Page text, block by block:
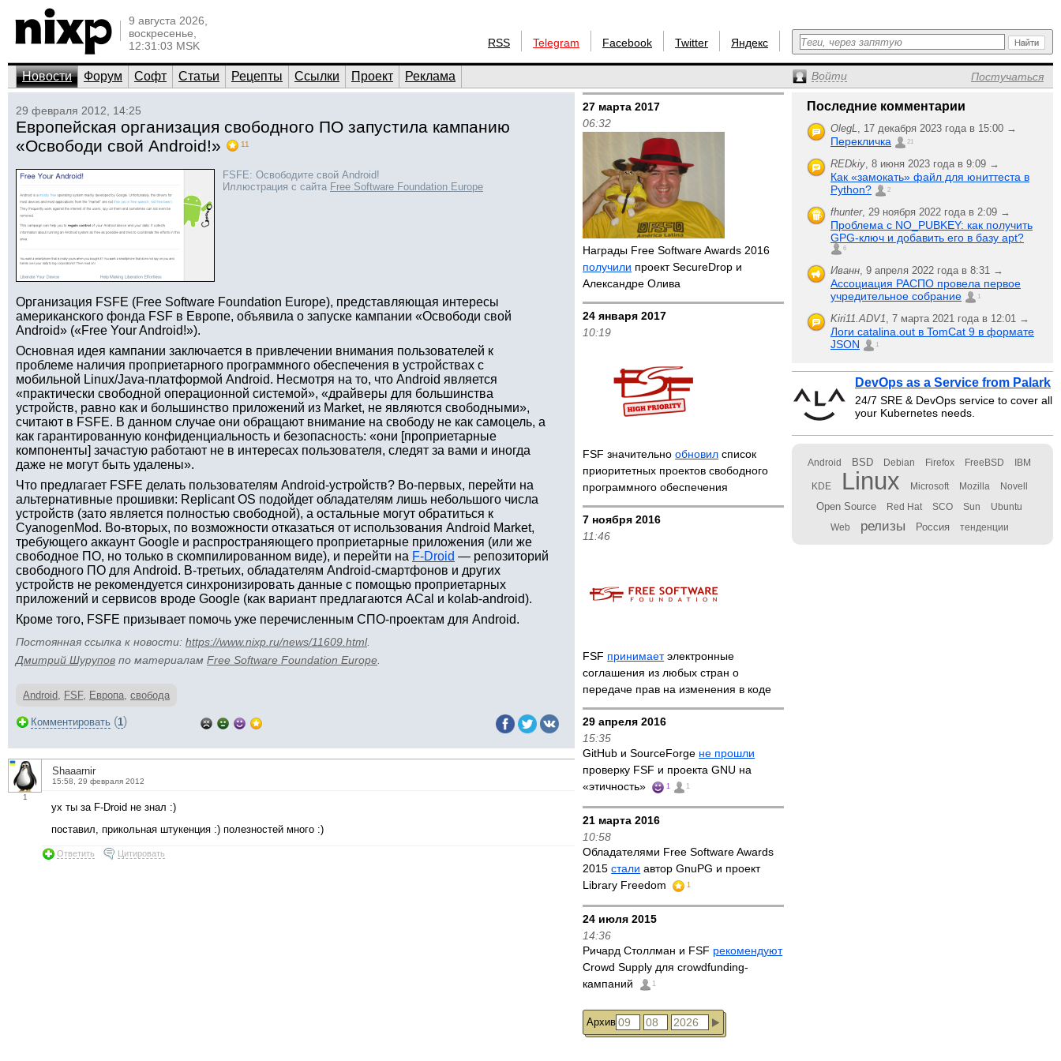
9 августа 2026,
воскресенье,
12:31:03 MSK
RSS Telegram Facebook Twitter Яндекс
Новости Форум Софт Статьи Рецепты Ссылки Проект Реклама Войти Постучаться
29 февраля 2012, 14:25
Европейская организация свободного ПО запустила кампанию
«Освободи свой Android!»
11
FSFE: Освободите свой Android!
Иллюстрация с сайта Free Software Foundation Europe
Организация FSFE (Free Software Foundation Europe), представляющая интересы
американского фонда FSF в Европе, объявила о запуске кампании «Освободи свой
Android» («Free Your Android!»).
Основная идея кампании заключается в привлечении внимания пользователей к
проблеме наличия проприетарного программного обеспечения в устройствах с
мобильной Linux/Java-платформой Android. Несмотря на то, что Android является
«практически свободной операционной системой», «драйверы для большинства
устройств, равно как и большинство приложений из Market, не являются свободными»,
считают в FSFE. В данном случае они обращают внимание на свободу не как самоцель, а
как гарантированную конфиденциальность и безопасность: «они [проприетарные
компоненты] зачастую работают не в интересах пользователя, следят за вами и иногда
даже не могут быть удалены».
Что предлагает FSFE делать пользователям Android-устройств? Во-первых, перейти на
альтернативные прошивки: Replicant OS подойдет обладателям лишь небольшого числа
устройств (зато является полностью свободной), а остальные могут обратиться к
CyanogenMod. Во-вторых, по возможности отказаться от использования Android Market,
требующего аккаунт Google и распространяющего проприетарные приложения (или же
свободное ПО, но только в скомпилированном виде), и перейти на F-Droid — репозиторий
свободного ПО для Android. В-третьих, обладателям Android-смартфонов и других
устройств не рекомендуется синхронизировать данные с помощью проприетарных
приложений и сервисов вроде Google (как вариант предлагаются ACal и kolab-android).
Кроме того, FSFE призывает помочь уже перечисленным СПО-проектам для Android.
Постоянная ссылка к новости: https://www.nixp.ru/news/11609.html.
Дмитрий Шурупов по материалам Free Software Foundation Europe
Android, FSF, Европа, свобода
Комментировать (1)
1
Shaaarnir
15:58, 29 февраля 2012
ух ты за F-Droid не знал :)
поставил, прикольная штукенция :) полезностей много :)
Ответить Цитировать
27 марта 2017
06:32
Награды Free Software Awards 2016
получили проект SecureDrop и
Александре Олива
24 января 2017
10:19
FSF значительнообновил список
приоритетных проектов свободного
программного обеспечения
7 ноября 2016
11:46
FSF принимаетэлектронные
соглашения из любых стран о
передаче прав на изменения в коде
29 апреля 2016
15:35
GitHub и SourceForge не прошли
проверку FSF и проекта GNU на
«этичность»
1 1
21 марта 2016
10:58
Обладателями Free Software Awards
2015стали автор GnuPG и проект
Library Freedom
1
24 июля 2015
14:36
Ричард Столлман и FSF рекомендуют
Crowd Supply для crowdfunding-
кампаний
1
Архив
Последние комментарии
OlegL, 17 декабря 2023 года в 15:00 →
Перекличка 21
REDkiy, 8 июня 2023 года в 9:09 →
Как «замокать» файл для юниттеста в
Python?
2
fhunter, 29 ноября 2022 года в 2:09 →
Проблема с NO_PUBKEY: как получить
GPG-ключ и добавить его в базу apt?
6
Иванн, 9 апреля 2022 года в 8:31 →
Ассоциация РАСПО провела первое
учредительное собрание
1
Kiri11.ADV1, 7 марта 2021 года в 12:01 →
Логи catalina.out в TomCat 9 в формате
JSON
1
DevOps as a Service from Palark
24/7 SRE & DevOps service to cover all
your Kubernetes needs.
Android BSD Debian Firefox FreeBSD IBM
KDE Linux Microsoft Mozilla Novell
Open Source Red Hat SCO Sun Ubuntu
Web релизы Россия тенденции